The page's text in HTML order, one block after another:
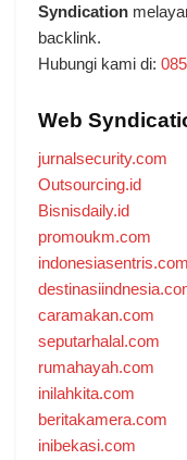
Syndication
backlink.
Hubungi kami di:
Web
jurnalsecurity.com
Outsourcing.id
Bisnisdaily.id
promoukm.com
indonesiasentris.com
caramakan.com
seputarhalal.com
rumahayah.com
inilahkita.com
beritakamera.com
inibekasi.com